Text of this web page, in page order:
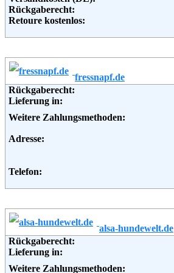
Rückgaberecht:
Retoure kostenlos:
Weitere Zahlungsmethoden:
Telefon:
Fax:
Email:
fressnapf.de
Rückgaberecht:
Lieferung in:
Weitere Zahlungsmethoden:
Adresse:
Telefon:
Weiterführende Informationen:
alsa-hundewelt.de
Rückgaberecht:
Lieferung in:
Weitere Zahlungsmethoden: